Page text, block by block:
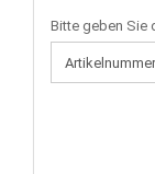
BITTE
GEBEN
SIE
DIE
Bitte geben Sie